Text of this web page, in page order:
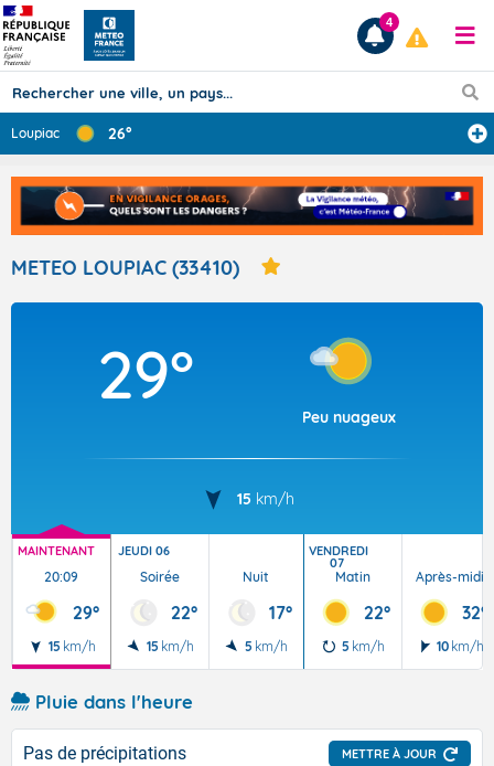
Prévisions
TOUS LES RÉSULTATS
Articles
4
Loupiac 26°
METEO LOUPIAC (33410)
29°
Peu nuageux
15 km/h
MAINTENANT
20:09
29°
15 km/h
JEUDI 06
Soirée
22°
15 km/h
Nuit
17°
5 km/h
VENDREDI
07
Matin
22°
5 km/h
Après-midi
32°
10 km/h
Pluie dans l'heure
Pas de précipitations METTRE À JOUR